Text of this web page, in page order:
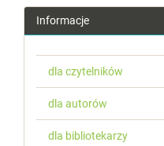
Informacje
dla czytelników
dla autorów
dla bibliotekarzy